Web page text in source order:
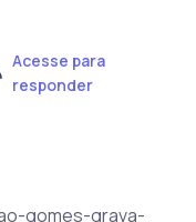
Acesse para
responder
gomes-grava-